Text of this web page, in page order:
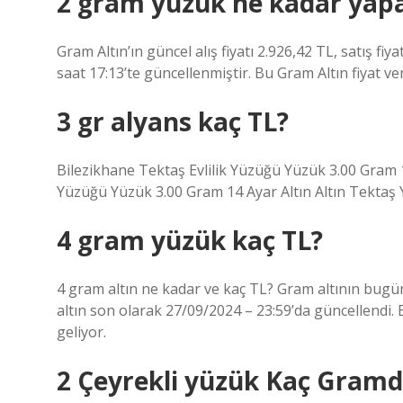
Gram Altın’ın güncel alış fiyatı 2.926,42 TL, satış
saat 17:13’te güncellenmiştir. Bu Gram Altın fiyat
3 gr alyans kaç TL?
Bilezikhane Tektaş Evlilik Yüzüğü Yüzük 3.00 Gram
Yüzüğü Yüzük 3.00 Gram 14 Ayar Altın Altın Tektaş
4 gram yüzük kaç TL?
4 gram altın ne kadar ve kaç TL? Gram altının
altın son olarak 27/09/2024 – 23:59’da
geliyor.
2 Çeyrekli yüzük Kaç